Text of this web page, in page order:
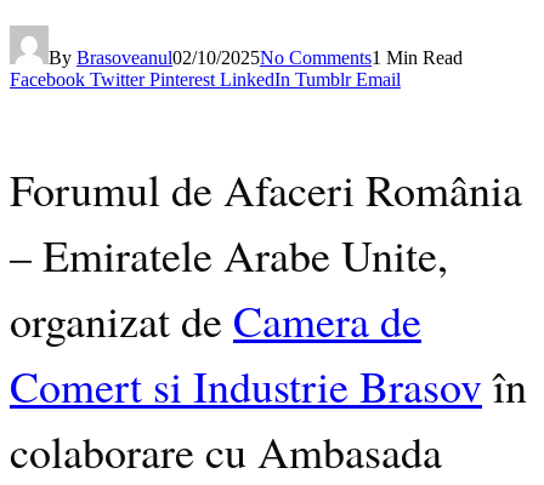
By Brasoveanul02/10/2025No Comments1 Min Read
Facebook Twitter Pinterest LinkedIn Tumblr Email
Forumul de Afaceri România
– Emiratele Arabe Unite,
organizat de Camera de
Comert si Industrie Brasovîn
colaborare cuAmbasada